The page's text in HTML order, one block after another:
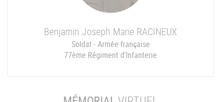
Benjamin Joseph Marie RACINEUX
Soldat - Armée française
77ème Régiment d'Infanterie